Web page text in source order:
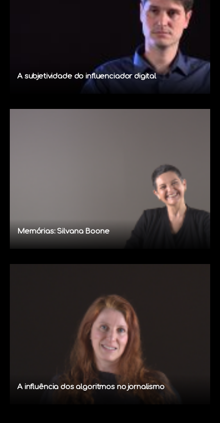
A subjetividade do influenciador digital
Memórias: Silvana Boone
A influência dos algoritmos no jornalismo